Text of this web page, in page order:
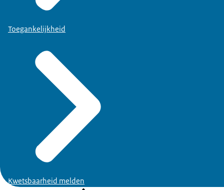
Toegankelijkheid
Kwetsbaarheid melden